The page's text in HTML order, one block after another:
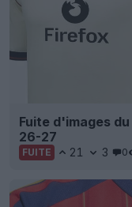
Fuite d'images
26-27
FUITE 21 3 0